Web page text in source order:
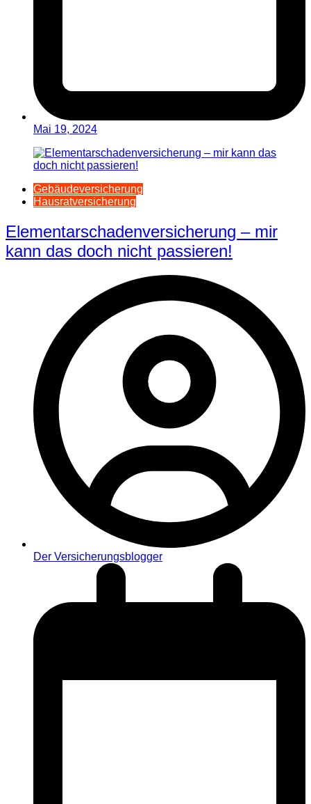
Mai 19, 2024
Gebäudeversicherung
Hausratversicherung
Elementarschadenversicherung – mir
kann das doch nicht passieren!
Der Versicherungsblogger